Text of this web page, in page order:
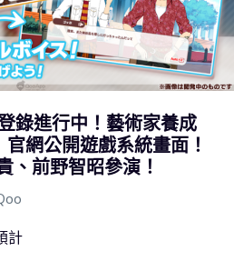
錄進行中！藝術家養成
網公開遊戲系統畫面！
、前野智昭參演！
計